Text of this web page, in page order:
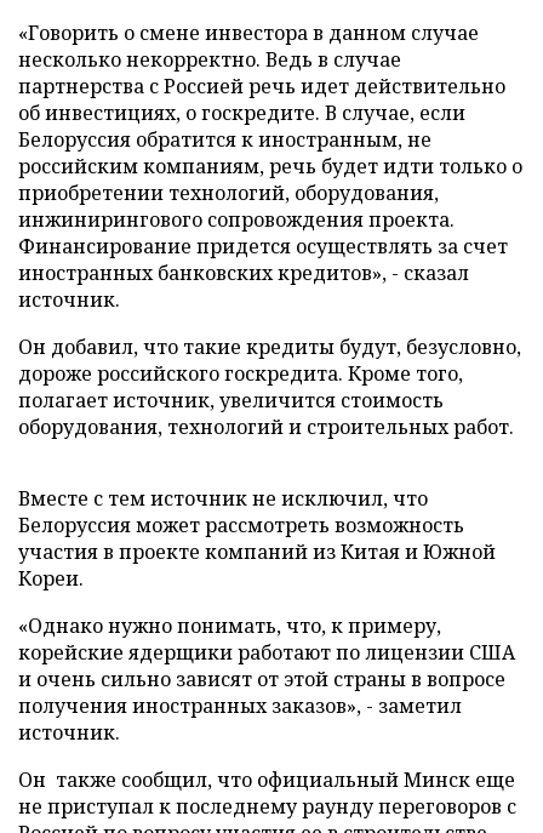
«Говорить о смене инвестора в данном случае
несколько некорректно. Ведь в случае
партнерства с Россией речь идет действительно
об инвестициях, о госкредите. В случае, если
Белоруссия обратится к иностранным, не
российским компаниям, речь будет идти только о
приобретении технологий, оборудования,
инжинирингового сопровождения проекта.
Финансирование придется осуществлять за счет
иностранных банковских кредитов», - сказал
источник.
Он добавил, что такие кредиты будут, безусловно,
дороже российского госкредита. Кроме того,
полагает источник, увеличится стоимость
оборудования, технологий и строительных работ.
Вместе с тем источник не исключил, что
Белоруссия может рассмотреть возможность
участия в проекте компаний из Китая и Южной
Кореи.
«Однако нужно понимать, что, к примеру,
корейские ядерщики работают по лицензии США
и очень сильно зависят от этой страны в вопросе
получения иностранных заказов», - заметил
источник.
Он также сообщил, что официальный Минск еще
не приступал к последнему раунду переговоров с